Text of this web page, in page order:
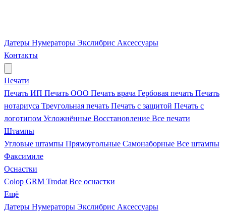
Датеры Нумераторы Экслибрис Аксессуары
Контакты
Печати
Печать ИП Печать ООО Печать врача Гербовая печать Печать
нотариуса Треугольная печать Печать с защитой Печать с
логотипом Усложнённые Восстановление Все печати
Штампы
Угловые штампы Прямоугольные Самонаборные Все штампы
Факсимиле
Оснастки
Colop GRM Trodat Все оснастки
Ещё
Датеры Нумераторы Экслибрис Аксессуары